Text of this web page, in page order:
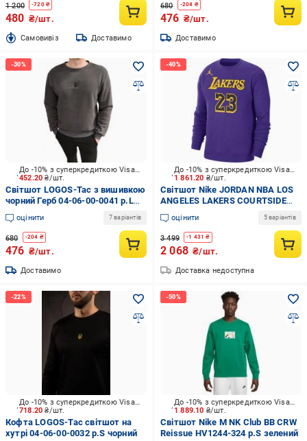
1 200 -720₴
480 ₴/шт.
Cамовивіз Доставимо
680 -204 ₴
476 ₴/шт.
Доставимо
452.20₴/шт.
До -10% з суперкредиткою Visa Вигода
Світшот LOGOS-Tac з вишивкою
чорний Герб 04-06-00-0041 р.L
сірий
оцінити 7 варіантів
680 -204 ₴
476 ₴/шт.
Доставимо
1 861.20 ₴/шт.
До -10% з суперкредиткою Visa Вигода
Світшот Nike JORDAN NBA LOS
ANGELES LAKERS COURTSIDE
STATEMENT EDITION
SWEATSHIRT PURPLE DN4718-
508 р.XL фіолетовий
оцінити 5 варіантів
3 499 -1 431 ₴
2 068 ₴/шт.
Доставка недоступна
718.20₴/шт.
До -10% з суперкредиткою Visa Вигода
Кофта LOGOS-Tac світшот на
хутрі 04-06-00-0032 р.S чорний
1 889.10 ₴/шт.
До -10% з суперкредиткою Visa Вигода
Світшот Nike M NK Club BB CRW
Reissue HV1244-324 р.S зелений